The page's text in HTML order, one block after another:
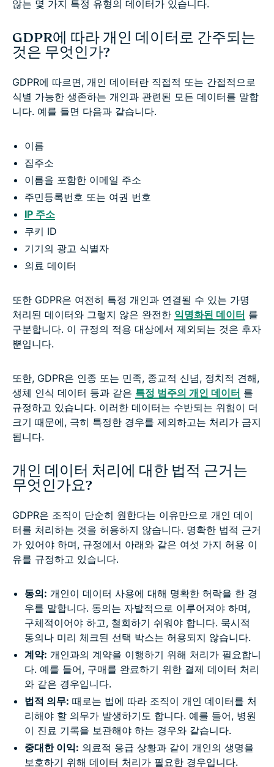
않는 몇 가지 특정 유형의 데이터가 있습니다.
GDPR에 따라 개인 데이터로 간주되는
것은 무엇인가?
GDPR에 따르면, 개인 데이터란 직접적 또는 간접적으로
식별 가능한 생존하는 개인과 관련된 모든 데이터를 말합
니다. 예를 들면 다음과 같습니다.
이름
집주소
이름을 포함한 이메일 주소
주민등록번호 또는 여권 번호
IP 주소
쿠키 ID
기기의 광고 식별자
의료 데이터
또한 GDPR은 여전히 특정 개인과 연결될 수 있는 가명
처리된 데이터와 그렇지 않은 완전한 익명화된 데이터 를
구분합니다. 이 규정의 적용 대상에서 제외되는 것은 후자
뿐입니다.
또한, GDPR은 인종 또는 민족, 종교적 신념, 정치적 견해,
생체 인식 데이터 등과 같은 특정 범주의 개인 데이터 를
규정하고 있습니다. 이러한 데이터는 수반되는 위험이 더
크기 때문에, 극히 특정한 경우를 제외하고는 처리가 금지
됩니다.
개인 데이터 처리에 대한 법적 근거는
무엇인가요?
GDPR은 조직이 단순히 원한다는 이유만으로 개인 데이
터를 처리하는 것을 허용하지 않습니다. 명확한 법적 근거
가 있어야 하며, 규정에서 아래와 같은 여섯 가지 허용 이
유를 규정하고 있습니다.
동의: 개인이 데이터 사용에 대해 명확한 허락을 한 경
우를 말합니다. 동의는 자발적으로 이루어져야 하며,
구체적이어야 하고, 철회하기 쉬워야 합니다. 묵시적
동의나 미리 체크된 선택 박스는 허용되지 않습니다.
계약: 개인과의 계약을 이행하기 위해 처리가 필요합니
다. 예를 들어, 구매를 완료하기 위한 결제 데이터 처리
와 같은 경우입니다.
법적 의무: 때로는 법에 따라 조직이 개인 데이터를 처
리해야 할 의무가 발생하기도 합니다. 예를 들어, 병원
이 진료 기록을 보관해야 하는 경우와 같습니다.
중대한 이익: 의료적 응급 상황과 같이 개인의 생명을
보호하기 위해 데이터 처리가 필요한 경우입니다.